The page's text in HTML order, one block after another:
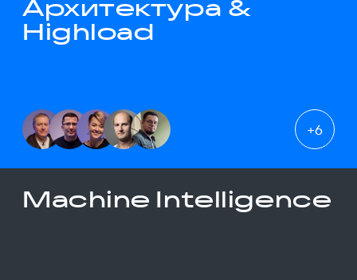
Архитектура &
Highload
+6
Machine Intelligence